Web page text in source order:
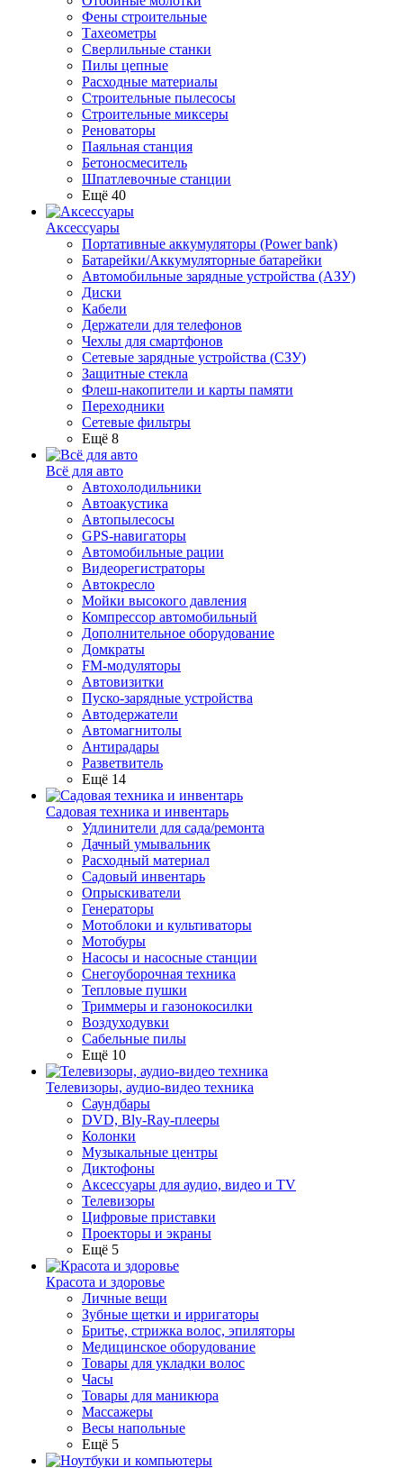
Фены строительные
Тахеометры
Сверлильные станки
Пилы цепные
Расходные материалы
Строительные пылесосы
Строительные миксеры
Реноваторы
Паяльная станция
Бетоносмеситель
Шпатлевочные станции
Ещё 40
Аксессуары
Портативные аккумуляторы (Power bank)
Батарейки/Аккумуляторные батарейки
Автомобильные зарядные устройства (АЗУ)
Диски
Кабели
Держатели для телефонов
Чехлы для смартфонов
Сетевые зарядные устройства (СЗУ)
Защитные стекла
Флеш-накопители и карты памяти
Переходники
Сетевые фильтры
Ещё 8
Всё для авто
Автохолодильники
Автоакустика
Автопылесосы
GPS-навигаторы
Автомобильные рации
Видеорегистраторы
Автокресло
Мойки высокого давления
Компрессор автомобильный
Дополнительное оборудование
Домкраты
FM-модуляторы
Автовизитки
Пуско-зарядные устройства
Автодержатели
Автомагнитолы
Антирадары
Разветвитель
Ещё 14
Садовая техника и инвентарь
Удлинители для сада/ремонта
Дачный умывальник
Расходный материал
Садовый инвентарь
Опрыскиватели
Генераторы
Мотоблоки и культиваторы
Мотобуры
Насосы и насосные станции
Снегоуборочная техника
Тепловые пушки
Триммеры и газонокосилки
Воздуходувки
Сабельные пилы
Ещё 10
Телевизоры, аудио-видео техника
Саундбары
DVD, Bly-Ray-плееры
Колонки
Музыкальные центры
Диктофоны
Аксессуары для аудио, видео и TV
Телевизоры
Цифровые приставки
Проекторы и экраны
Ещё 5
Красота и здоровье
Личные вещи
Зубные щетки и ирригаторы
Бритье, стрижка волос, эпиляторы
Медицинское оборудование
Товары для укладки волос
Часы
Товары для маникюра
Массажеры
Весы напольные
Ещё 5